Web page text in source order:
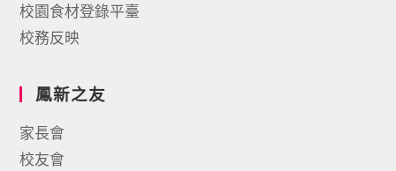
校園食材登錄平臺
校務反映
鳳新之友
家長會
校友會